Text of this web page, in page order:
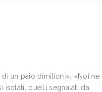
un paio dimilioni». «Noi ne
isolati, quelli segnalati da